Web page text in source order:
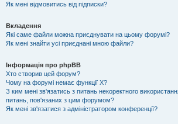
Як мені відмовитись від підписки?
Вкладення
Які саме файли можна приєднувати на цьому форумі?
Як мені знайти усі приєднані мною файли?
Інформація про phpBB
Хто створив цей форум?
Чому на форумі немає функції X?
З ким мені зв'язатись з питань некоректного
питань, пов'язаних з цим форумом?
Як мені зв'язатися з адміністратором конференції?